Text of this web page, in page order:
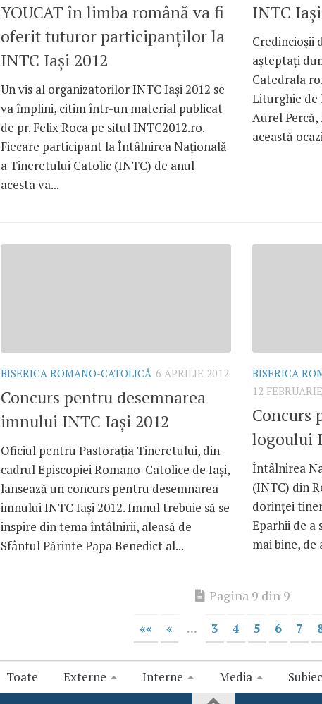
YOUCAT în limba română va fi
oferit tuturor participanţilor la
INTC Iaşi 2012
Un vis al organizatorilor INTC Iaşi 2012 se
va împlini, citim într-un material publicat
de pr. Felix Roca pe situl INTC2012.ro.
Fiecare participant la Întâlnirea Naţională
a Tineretului Catolic (INTC) de anul
acesta va...
INTC
Credincioşii
aşteptaţi
Catedrala
Liturghie de
Aurel Percă,
această
BISERICA ROMANO-CATOLICĂ 6 APRILIE 2012
Concurs pentru desemnarea
imnului INTC Iaşi 2012
Oficiul pentru Pastoraţia Tineretului, din
cadrul Episcopiei Romano-Catolice de Iaşi,
lansează un concurs pentru desemnarea
imnului INTC Iaşi 2012. Imnul trebuie să se
inspire din tema întâlnirii, aleasă de
Sfântul Părinte Papa Benedict al...
BISERICA
12
Concurs
logoului
Întâlnirea
(INTC) din
dorinţei
Eparhii de a
mai bine,
Pagina 9 din 9
«« « ... 3 4 5 6 7
Toate Externe Interne Media